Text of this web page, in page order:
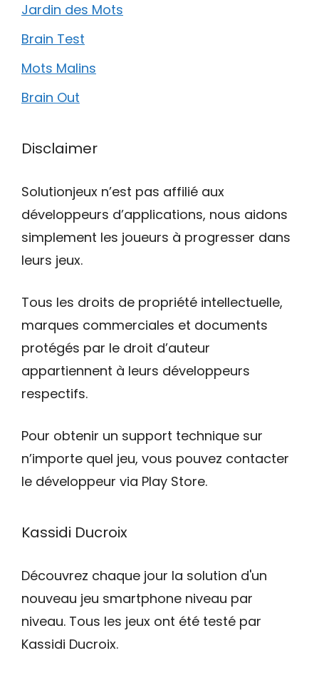
Jardin des Mots
Brain Test
Mots Malins
Brain Out
Disclaimer
Solutionjeux n’est pas affilié aux
développeurs d’applications, nous aidons
simplement les joueurs à progresser dans
leurs jeux.
Tous les droits de propriété intellectuelle,
marques commerciales et documents
protégés par le droit d’auteur
appartiennent à leurs développeurs
respectifs.
Pour obtenir un support technique sur
n’importe quel jeu, vous pouvez contacter
le développeur via Play Store.
Kassidi Ducroix
Découvrez chaque jour la solution d'un
nouveau jeu smartphone niveau par
niveau. Tous les jeux ont été testé par
Kassidi Ducroix.